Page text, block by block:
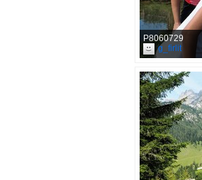
P8060729
g_firlit